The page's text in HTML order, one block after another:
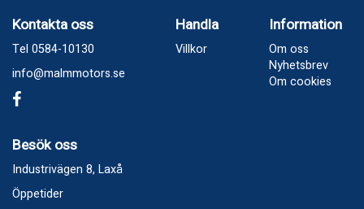
Kontakta oss
Tel 0584-10130
info@malmmotors.se
Handla
Villkor
Information
Om oss
Nyhetsbrev
Om cookies
Besök oss
Industrivägen 8, Laxå
Öppetider